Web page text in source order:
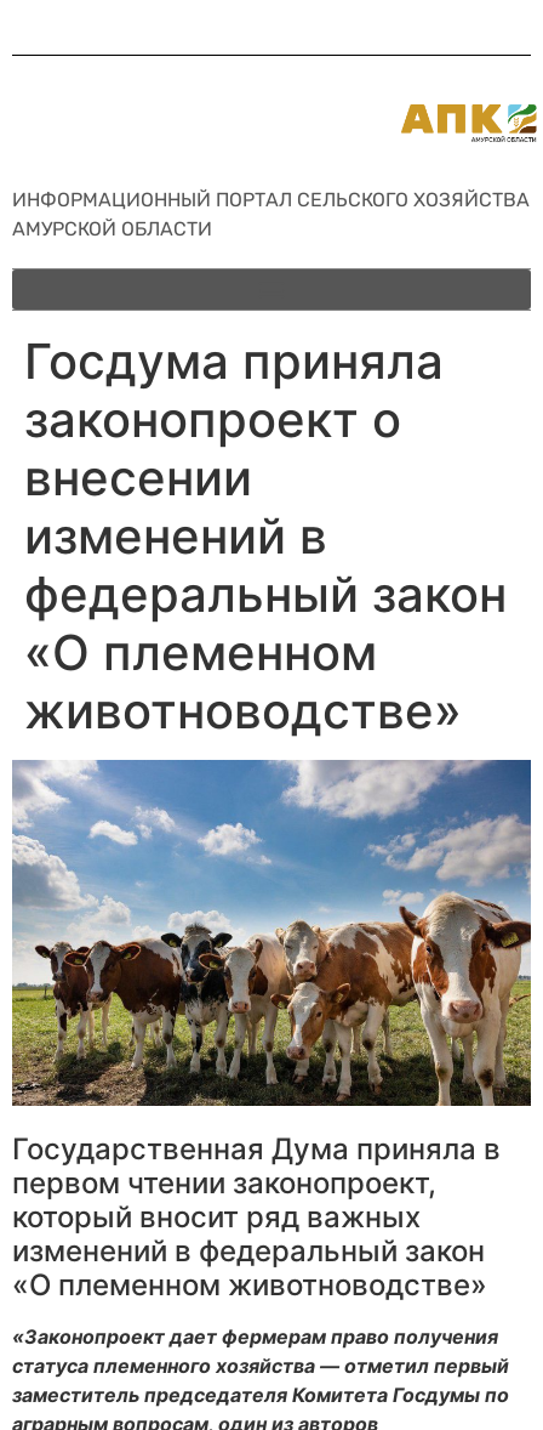
ИНФОРМАЦИОННЫЙ ПОРТАЛ СЕЛЬСКОГО ХОЗЯЙСТВА
АМУРСКОЙ ОБЛАСТИ
Госдума приняла
законопроект о
внесении
изменений в
федеральный закон
«О племенном
животноводстве»
Государственная Дума приняла в
первом чтении законопроект,
который вносит ряд важных
изменений в федеральный закон
«О племенном животноводстве»
«Законопроект дает фермерам право получения
статуса племенного хозяйства — отметил первый
заместитель председателя Комитета Госдумы по
аграрным вопросам, один из авторов